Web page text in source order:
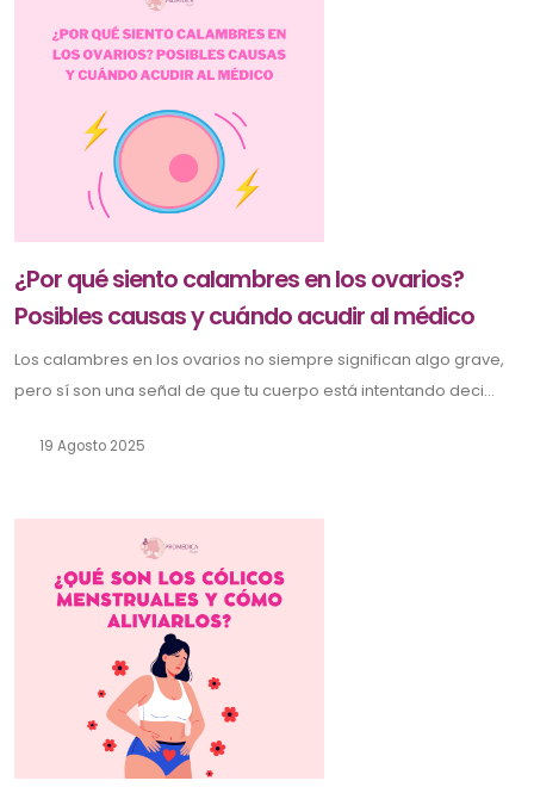
¿Por qué siento calambres en los ovarios?
Posibles causas y cuándo acudir al médico
Los calambres en los ovarios no siempre significan algo grave,
pero sí son una señal de que tu cuerpo está intentando deci...
19 Agosto 2025